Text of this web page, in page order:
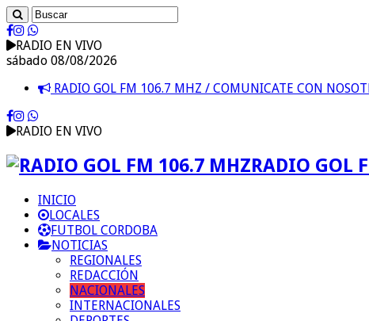
RADIO EN VIVO
sábado 08/08/2026
RADIO GOL FM 106.7 MHZ / COMUNICATE CON
RADIO EN VIVO
RADIO GOL
INICIO
LOCALES
FUTBOL CORDOBA
NOTICIAS
REGIONALES
REDACCIÓN
NACIONALES
INTERNACIONALES